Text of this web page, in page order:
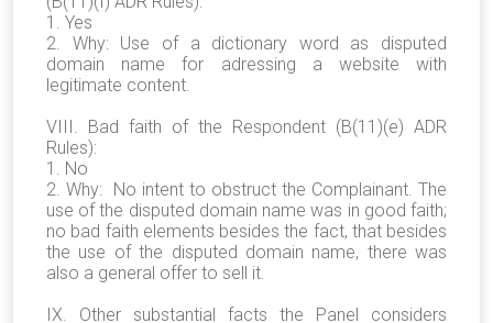
1. Yes
2. Why: Use of a dictionary word as disputed
domain name for adressing a website with
legitimate content.
VIII. Bad faith of the Respondent (B(11)(e) ADR
Rules):
1. No
2. Why: No intent to obstruct the Complainant. The
use of the disputed domain name was in good faith;
no bad faith elements besides the fact, that besides
the use of the disputed domain name, there was
also a general offer to sell it.
IX. Other substantial facts the Panel considers